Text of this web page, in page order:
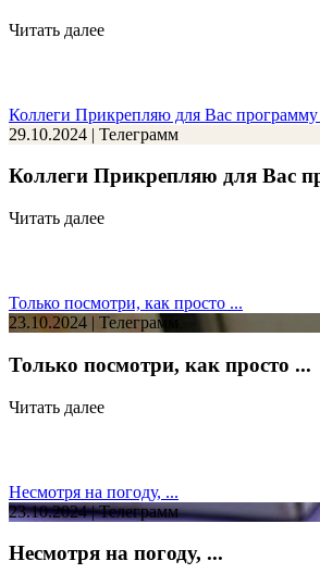
Читать далее
Коллеги Прикрепляю для Вас программу
29.10.2024 | Телеграмм
Коллеги Прикрепляю для Вас
Читать далее
Только посмотри, как просто ...
23.10.2024 | Телеграмм
Только посмотри, как просто ...
Читать далее
Несмотря на погоду, ...
23.10.2024 | Телеграмм
Несмотря на погоду, ...